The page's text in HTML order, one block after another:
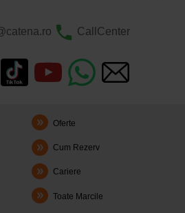
CallCenter
Oferte
Cum Rezerv
Cariere
Toate Marcile